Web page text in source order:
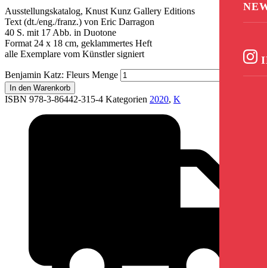
Ausstellungskatalog, Knust Kunz Gallery Editions
Text (dt./eng./franz.) von Eric Darragon
40 S. mit 17 Abb. in Duotone
Format 24 x 18 cm, geklammertes Heft
alle Exemplare vom Künstler signiert
Benjamin Katz: Fleurs Menge
In den Warenkorb
ISBN 978-3-86442-315-4 Kategorien 2020, K